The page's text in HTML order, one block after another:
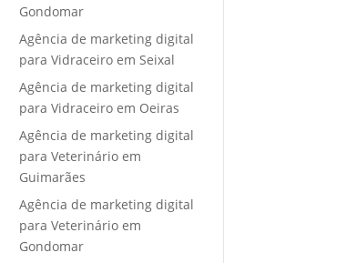
Gondomar
Agência de marketing digital
para Vidraceiro em Seixal
Agência de marketing digital
para Vidraceiro em Oeiras
Agência de marketing digital
para Veterinário em
Guimarães
Agência de marketing digital
para Veterinário em
Gondomar